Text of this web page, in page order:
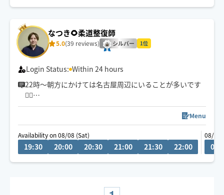
なつき🌻柔道整復師
5.0(39 reviews) シルバー 1位
Login Status: Within 24 hours
22時〜朝方にかけては名古屋周辺にいることが多いです
💆‍♂️
💬シフト外の日時やメニューのご相談はチャットにてお
問い合わせください。
調整可能な際は出来る限り対応させていただきます
Menu
Availability on 08/08 (Sat)
19:30 20:00 20:30 21:00 21:30 22:00
08/09